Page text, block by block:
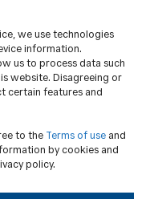
we use technologies
information.
us to process data such
website. Disagreeing or
certain features and
to the Terms of use and
by cookies and
policy.
Something?